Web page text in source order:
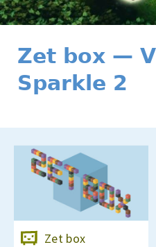
Zet box —
Sparkle 2
Zet box